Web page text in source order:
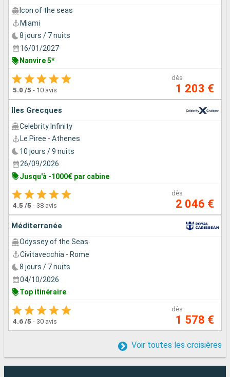
Icon of the seas
Miami
8 jours / 7 nuits
16/01/2027
Nanvire 5*
5.0 /5 - 10 avis
dès
1 203 €
Iles Grecques
Celebrity Infinity
Le Piree - Athenes
10 jours / 9 nuits
26/09/2026
Jusqu'à -1000€ par cabine
4.5 /5 - 38 avis
dès
2 046 €
Méditerranée
Odyssey of the Seas
Civitavecchia - Rome
8 jours / 7 nuits
04/10/2026
Top itinéraire
4.6 /5 - 30 avis
dès
1 578 €
Voir toutes les croisières